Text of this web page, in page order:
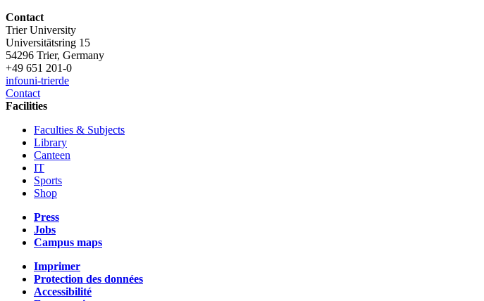
Contact
Trier University
Universitätsring 15
54296 Trier, Germany
+49 651 201-0
infouni-trierde
Contact
Facilities
Faculties & Subjects
Library
Canteen
IT
Sports
Shop
Press
Jobs
Campus maps
Imprimer
Protection des données
Accessibilité